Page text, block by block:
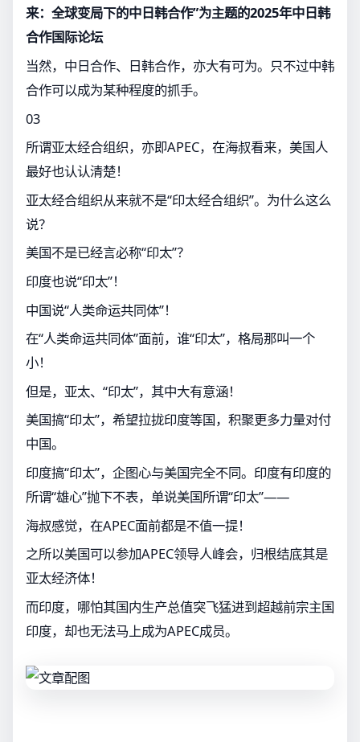
来：全球变局下的中日韩合作”为主题的2025年中日韩
合作国际论坛
当然，中日合作、日韩合作，亦大有可为。只不过中韩
合作可以成为某种程度的抓手。
03
所谓亚太经合组织，亦即APEC，在海叔看来，美国人
最好也认认清楚！
亚太经合组织从来就不是“印太经合组织”。为什么这么
说？
美国不是已经言必称“印太”？
印度也说“印太”！
中国说“人类命运共同体”！
在“人类命运共同体”面前，谁“印太”，格局那叫一个
小！
但是，亚太、“印太”，其中大有意涵！
美国搞“印太”，希望拉拢印度等国，积聚更多力量对付
中国。
印度搞“印太”，企图心与美国完全不同。印度有印度的
所谓“雄心”抛下不表，单说美国所谓“印太”——
海叔感觉，在APEC面前都是不值一提！
之所以美国可以参加APEC领导人峰会，归根结底其是
亚太经济体！
而印度，哪怕其国内生产总值突飞猛进到超越前宗主国
印度，却也无法马上成为APEC成员。